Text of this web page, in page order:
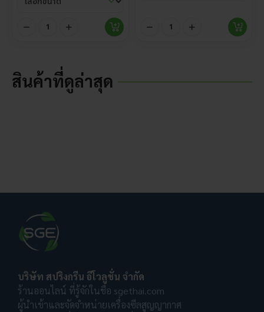
สินค้าที่ดูล่าสุด
บริษัท สปริงกรีน อีโวลูชั่น จำกัด
ร้านออนไลน์ ที่รู้จักในชื่อ sgethai.com
ผู้นำเข้าและจัดจำหน่ายเครื่องซีลสูญญากาศ